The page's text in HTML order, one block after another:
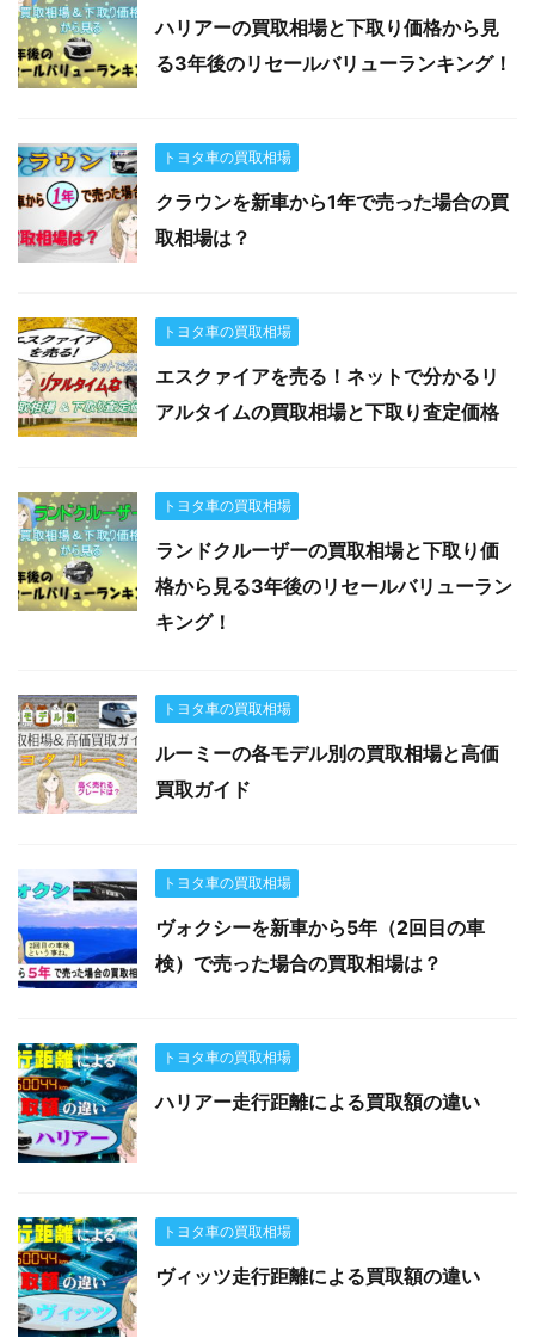
ハリアーの買取相場と下取り価格から見
る3年後のリセールバリューランキング！
トヨタ車の買取相場
クラウンを新車から1年で売った場合の買
取相場は？
トヨタ車の買取相場
エスクァイアを売る！ネットで分かるリ
アルタイムの買取相場と下取り査定価格
トヨタ車の買取相場
ランドクルーザーの買取相場と下取り価
格から見る3年後のリセールバリューラン
キング！
トヨタ車の買取相場
ルーミーの各モデル別の買取相場と高価
買取ガイド
トヨタ車の買取相場
ヴォクシーを新車から5年（2回目の車
検）で売った場合の買取相場は？
トヨタ車の買取相場
ハリアー走行距離による買取額の違い
トヨタ車の買取相場
ヴィッツ走行距離による買取額の違い